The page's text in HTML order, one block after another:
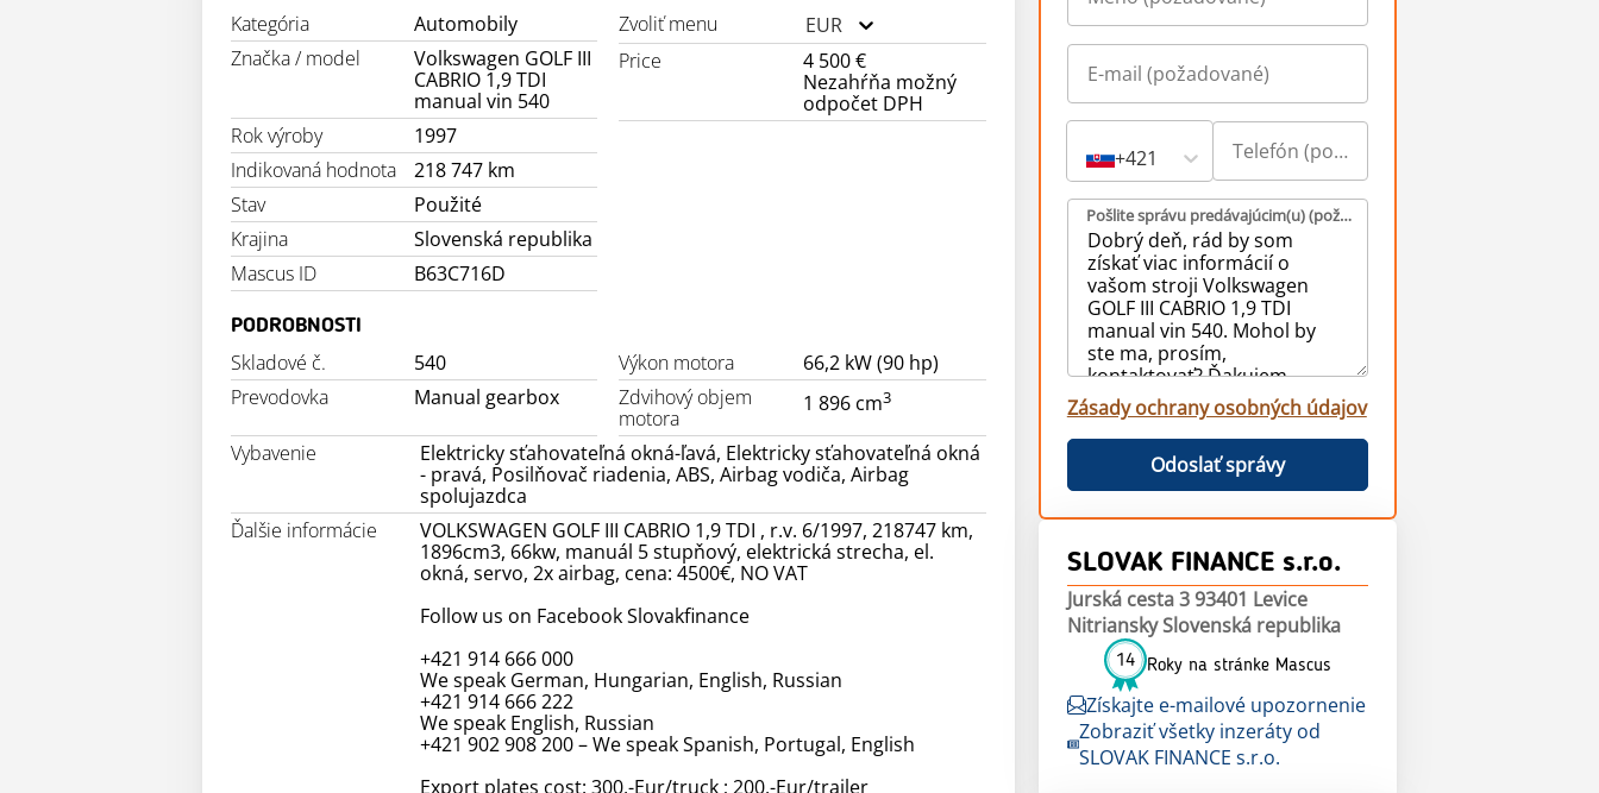
Kategória
Automobily
Značka / model
Volkswagen GOLF III
CABRIO 1,9 TDI
manual vin 540
Rok výroby
1997
Indikovaná hodnota
218 747 km
Stav
Použité
Krajina
Slovenská republika
Mascus ID
B63C716D
Zvoliť menu
EUR
Price
4 500 €
Nezahŕňa možný
odpočet DPH
PODROBNOSTI
Skladové č. 540 Výkon motora
66,2 kW (90 hp)
Prevodovka
Manual gearbox
Zdvihový objem
motora
1 896 cm3
Vybavenie
Elektricky sťahovateľná okná-ľavá, Elektricky sťahovateľná okná
- pravá, Posilňovač riadenia, ABS, Airbag vodiča, Airbag
spolujazdca
Ďalšie informácie
VOLKSWAGEN GOLF III CABRIO 1,9 TDI , r.v. 6/1997, 218747 km,
1896cm3, 66kw, manuál 5 stupňový, elektrická strecha, el.
okná, servo, 2x airbag, cena: 4500€, NO VAT
Follow us on Facebook Slovakfinance
+421 914 666 000
We speak German, Hungarian, English, Russian
+421 914 666 222
We speak English, Russian
+421 902 908 200 – We speak Spanish, Portugal, English
Export plates cost: 300,-Eur/truck ; 200,-Eur/trailer
+421
Pošlite správu predávajúcim(u) (požadované)
Zásady ochrany osobných údajov
Odoslať správy
SLOVAK FINANCE s.r.o.
Jurská cesta 3 93401 Levice
Nitriansky Slovenská republika
14 Roky na stránke Mascus
Získajte e-mailové upozornenie
Zobraziť všetky inzeráty od
SLOVAK FINANCE s.r.o.